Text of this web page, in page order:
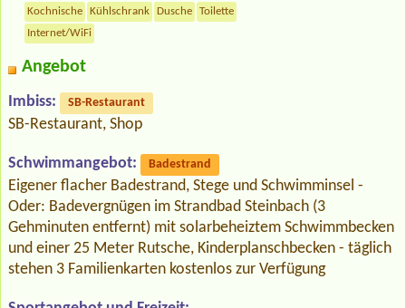
Kochnische Kühlschrank Dusche
Toilette
Internet/WiFi
Angebot
Imbiss: SB-Restaurant
SB-Restaurant, Shop
Schwimmangebot: Badestrand
Eigener flacher Badestrand, Stege und Schwimminsel -
Oder: Badevergnügen im Strandbad Steinbach (3
Gehminuten entfernt) mit solarbeheiztem Schwimmbecken
und einer 25 Meter Rutsche, Kinderplanschbecken - täglich
stehen 3 Familienkarten kostenlos zur Verfügung